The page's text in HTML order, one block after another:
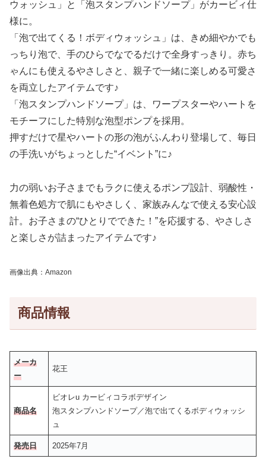
ウォッシュ」と「泡スタンプハンドソープ」がカービィ仕
様に。
「泡で出てくる！ボディウォッシュ」は、きめ細やかでも
っちり泡で、手のひらでなでるだけで全身すっきり。赤ち
ゃんにも使えるやさしさと、親子で一緒に楽しめる可愛さ
を両立したアイテムです♪
「泡スタンプハンドソープ」は、ワープスターやハートを
モチーフにした特別な泡型ポンプを採用。
押すだけで星やハートの形の泡がふんわり登場して、毎日
の手洗いがちょっとした“イベント”に♪
力の弱いお子さまでもラクに使えるポンプ設計、弱酸性・
無着色処方で肌にもやさしく、家族みんなで使える安心設
計。お子さまの“ひとりでできた！”を応援する、やさしさ
と楽しさが詰まったアイテムです♪
画像出典：Amazon
商品情報
メーカ
ー
花王
商品名
ビオレu カービィコラボデザイン
泡スタンプハンドソープ／泡で出てくるボディウォッシ
ュ
発売日 2025年7月